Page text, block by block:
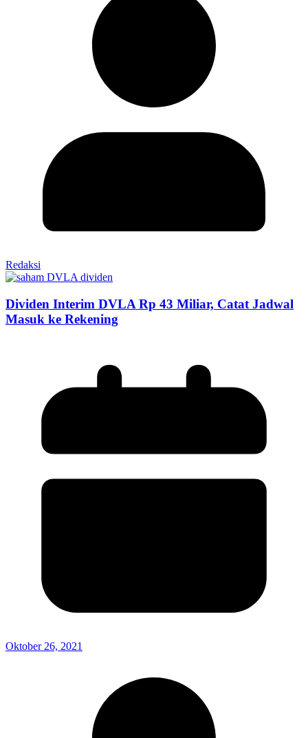
Redaksi
Dividen Interim DVLA Rp 43 Miliar, Catat Jadwal
Masuk ke Rekening
Oktober 26, 2021